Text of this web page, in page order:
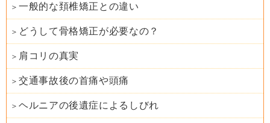
一般的な頚椎矯正との違い
どうして骨格矯正が必要なの？
肩コリの真実
交通事故後の首痛や頭痛
ヘルニアの後遺症によるしびれ